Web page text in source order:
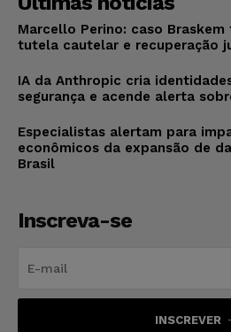
Marcello Perino: caso
tutela cautelar e recuperação
IA da Anthropic cria
segurança e acende alerta
Especialistas alertam para
econômicos da expansão de
Brasil
Inscreva-se
INSCREVER